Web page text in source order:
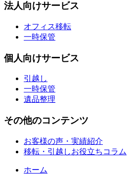
法人向けサービス
オフィス移転
一時保管
個人向けサービス
引越し
一時保管
遺品整理
その他のコンテンツ
お客様の声・実績紹介
移転・引越しお役立ちコラム
ホーム